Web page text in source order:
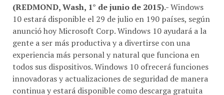
(REDMOND, Wash, 1° de junio de 2015).-Windows
10 estará disponible el 29 de julio en 190 países, según
anunció hoy Microsoft Corp. Windows 10 ayudará a la
gente a ser más productiva y a divertirse con una
experiencia más personal y natural que funciona en
todos sus dispositivos. Windows 10 ofrecerá funciones
innovadoras y actualizaciones de seguridad de manera
continua y estará disponible como descarga gratuita